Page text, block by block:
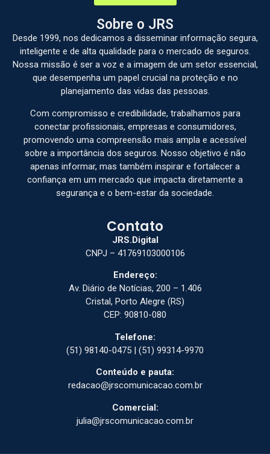
Sobre o JRS
Desde 1999, nos dedicamos a disseminar informação segura,
inteligente e de alta qualidade para o mercado de seguros.
Nossa missão é ser a voz e a imagem de um setor essencial,
que desempenha um papel crucial na proteção e no
planejamento das vidas das pessoas.
Com compromisso e credibilidade, trabalhamos para
conectar profissionais, empresas e consumidores,
promovendo uma compreensão mais ampla e acessível
sobre a importância dos seguros. Nosso objetivo é não
apenas informar, mas também inspirar e fortalecer a
confiança em um mercado que impacta diretamente a
segurança e o bem-estar da sociedade.
Contato
JRS.Digital
CNPJ – 41769103000106
Endereço:
Av. Diário de Notícias, 200 – 1.406
Cristal, Porto Alegre (RS)
CEP: 90810-080
Telefone:
(51) 98140-0475 | (51) 99314-9970
Conteúdo e pauta:
redacao@jrscomunicacao.com.br
Comercial:
julia@jrscomunicacao.com.br